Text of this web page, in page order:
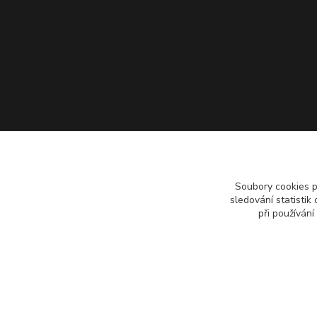
Soubory cookies
sledování statistik
při